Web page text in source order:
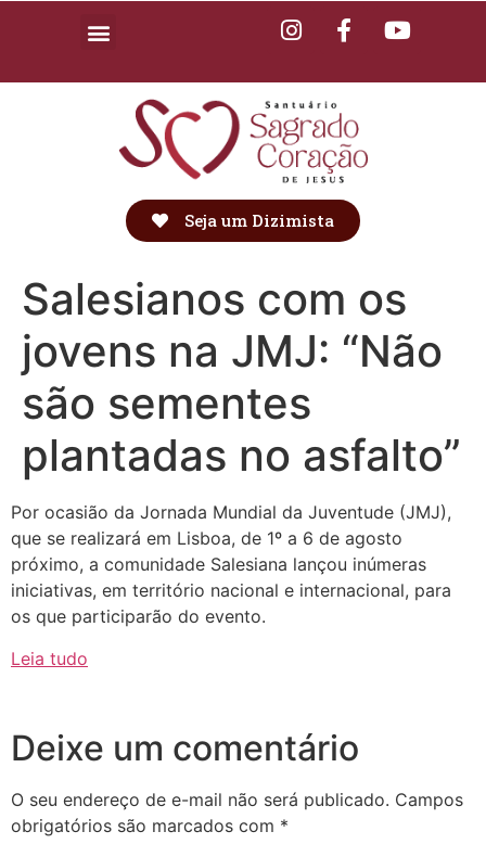
Seja um Dizimista
Salesianos com os
jovens na JMJ: “Não
são sementes
plantadas no asfalto”
Por ocasião da Jornada Mundial da Juventude (JMJ),
que se realizará em Lisboa, de 1º a 6 de agosto
próximo, a comunidade Salesiana lançou inúmeras
iniciativas, em território nacional e internacional, para
os que participarão do evento.
Leia tudo
Deixe um comentário
O seu endereço de e-mail não será publicado. Campos
obrigatórios são marcados com *